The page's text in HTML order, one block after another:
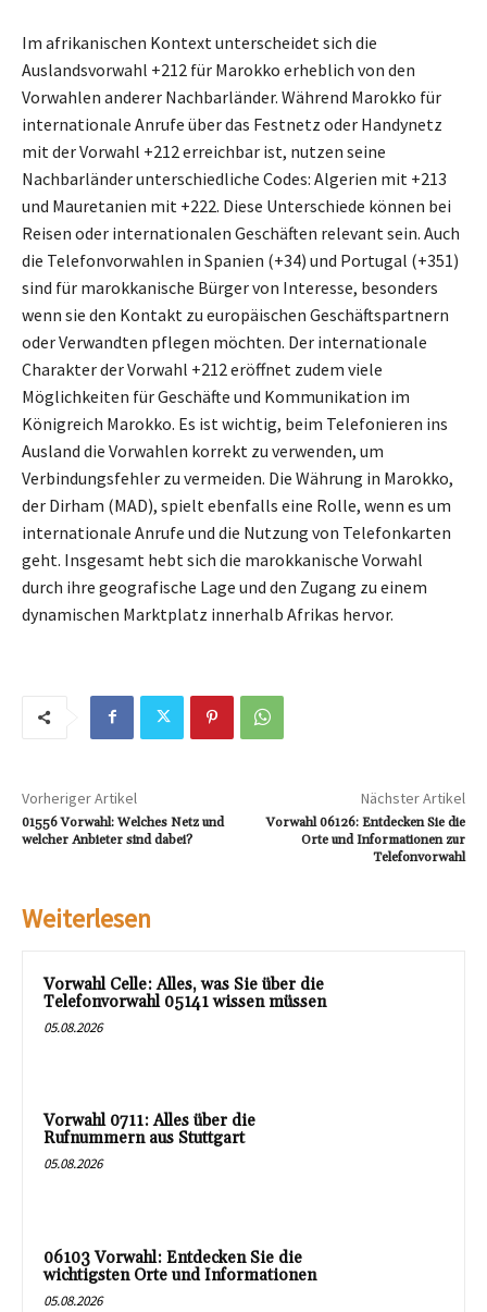
Im afrikanischen Kontext unterscheidet sich die
Auslandsvorwahl +212 für Marokko erheblich von den
Vorwahlen anderer Nachbarländer. Während Marokko für
internationale Anrufe über das Festnetz oder Handynetz
mit der Vorwahl +212 erreichbar ist, nutzen seine
Nachbarländer unterschiedliche Codes: Algerien mit +213
und Mauretanien mit +222. Diese Unterschiede können bei
Reisen oder internationalen Geschäften relevant sein. Auch
die Telefonvorwahlen in Spanien (+34) und Portugal (+351)
sind für marokkanische Bürger von Interesse, besonders
wenn sie den Kontakt zu europäischen Geschäftspartnern
oder Verwandten pflegen möchten. Der internationale
Charakter der Vorwahl +212 eröffnet zudem viele
Möglichkeiten für Geschäfte und Kommunikation im
Königreich Marokko. Es ist wichtig, beim Telefonieren ins
Ausland die Vorwahlen korrekt zu verwenden, um
Verbindungsfehler zu vermeiden. Die Währung in Marokko,
der Dirham (MAD), spielt ebenfalls eine Rolle, wenn es um
internationale Anrufe und die Nutzung von Telefonkarten
geht. Insgesamt hebt sich die marokkanische Vorwahl
durch ihre geografische Lage und den Zugang zu einem
dynamischen Marktplatz innerhalb Afrikas hervor.
Vorheriger Artikel
01556 Vorwahl: Welches Netz und
welcher Anbieter sind dabei?
Nächster Artikel
Vorwahl 06126: Entdecken Sie die
Orte und Informationen zur
Telefonvorwahl
Weiterlesen
Vorwahl Celle: Alles, was Sie über die
Telefonvorwahl 05141 wissen müssen
05.08.2026
Vorwahl 0711: Alles über die
Rufnummern aus Stuttgart
05.08.2026
06103 Vorwahl: Entdecken Sie die
wichtigsten Orte und Informationen
05.08.2026